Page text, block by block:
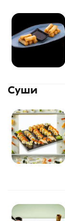
Суши